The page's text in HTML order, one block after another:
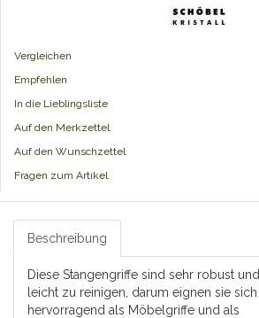
Vergleichen
Empfehlen
In die Lieblingsliste
Auf den Merkzettel
Auf den Wunschzettel
Fragen zum Artikel
Beschreibung
Diese Stangengriffe sind sehr robust und
leicht zu reinigen, darum eignen sie sich
hervorragend als Möbelgriffe und als